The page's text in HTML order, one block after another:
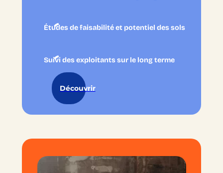
Études de faisabilité et potentiel des sols
Suivi des exploitants sur le long terme
Découvrir